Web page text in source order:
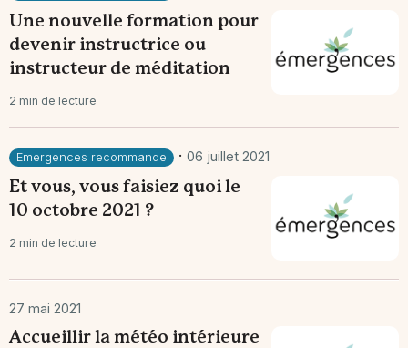
Une nouvelle formation pour
devenir instructrice ou
instructeur de méditation
2 min de lecture
Emergences recommande · 06 juillet 2021
Et vous, vous faisiez quoi le
10 octobre 2021 ?
2 min de lecture
27 mai 2021
Accueillir la météo intérieure